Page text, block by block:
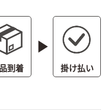
到着
play_arrow
掛け払い